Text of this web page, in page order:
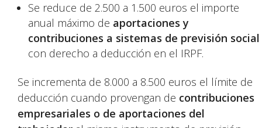
Se reduce de 2.500 a 1.500 euros el importe
anual máximo de aportaciones y
contribuciones a sistemas de previsión social
con derecho a deducción en el IRPF.
Se incrementa de 8.000 a 8.500 euros el límite de
deducción cuando provengan de contribuciones
empresariales o de aportaciones del